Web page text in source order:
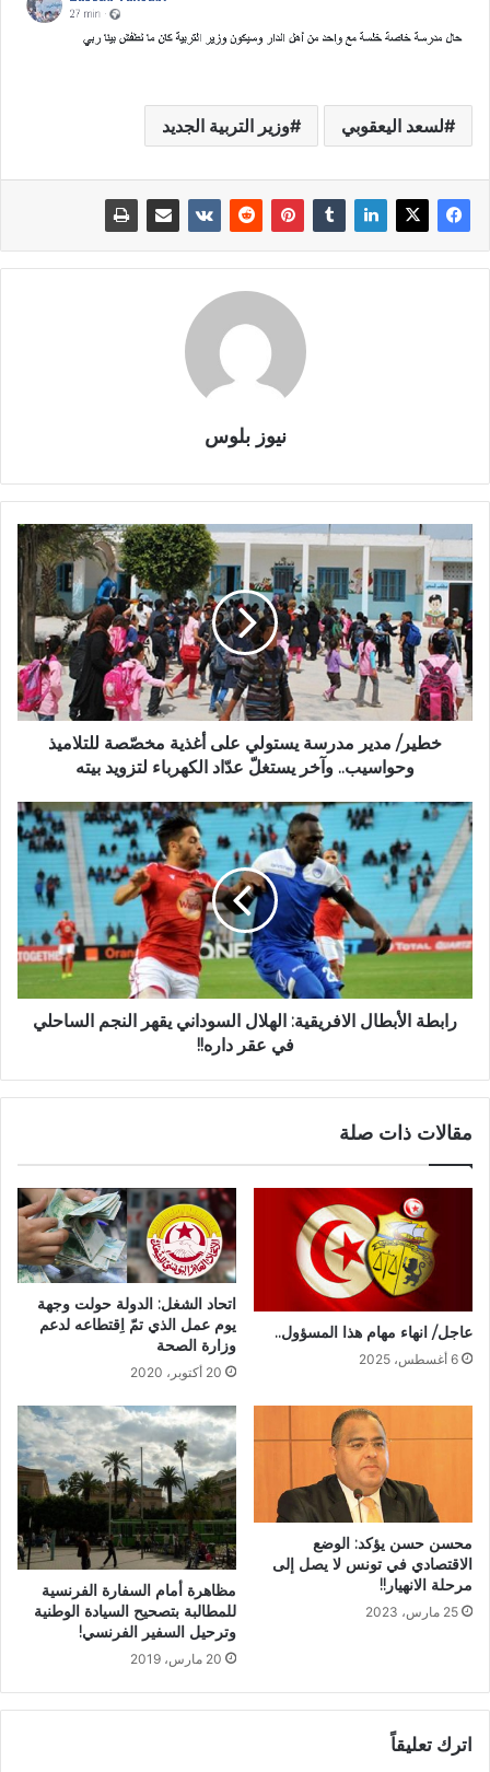
لسعد اليعقوبي وزير التربية الجديد
نيوز بلوس
خطير/ مدير مدرسة يستولي على أغذية مخصّصة للتلاميذ
وحواسيب.. وآخر يستغلّ عدّاد الكهرباء لتزويد بيته
رابطة الأبطال الافريقية: الهلال السوداني يقهر النجم الساحلي
في عقر داره!!
مقالات ذات صلة
عاجل/ انهاء مهام هذا المسؤول..
6 أغسطس، 2025
اتحاد الشغل: الدولة حولت وجهة
يوم عمل الذي تمّ اِقتطاعه لدعم
وزارة الصحة
20 أكتوبر، 2020
محسن حسن يؤكد: الوضع
الاقتصادي في تونس لا يصل إلى
مرحلة الانهيار!!
25 مارس، 2023
مظاهرة أمام السفارة الفرنسية
للمطالبة بتصحيح السيادة الوطنية
وترحيل السفير الفرنسي!
20 مارس، 2019
اترك تعليقاً